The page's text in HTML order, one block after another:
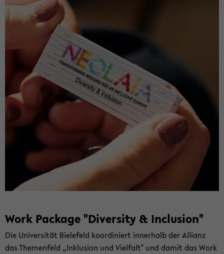
Work Packa­ge "Di­ver­si­ty & In­clu­si­on"
Die Uni­ver­si­tät Bie­le­feld ko­or­di­niert in­ner­halb der Al­li­anz
das The­men­feld „In­klu­si­on und Viel­falt" und damit das Work